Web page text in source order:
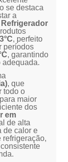
se destaca
a
Refrigerador
, perfeito
períodos
, garantindo
adequada.
, que
todo o
maior
dos
em
de alta
de calor e
refrigeração,